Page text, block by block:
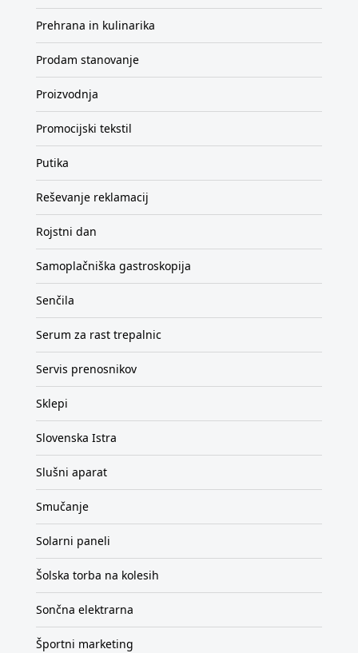
Prehrana in kulinarika
Prodam stanovanje
Proizvodnja
Promocijski tekstil
Putika
Reševanje reklamacij
Rojstni dan
Samoplačniška gastroskopija
Senčila
Serum za rast trepalnic
Servis prenosnikov
Sklepi
Slovenska Istra
Slušni aparat
Smučanje
Solarni paneli
Šolska torba na kolesih
Sončna elektrarna
Športni marketing